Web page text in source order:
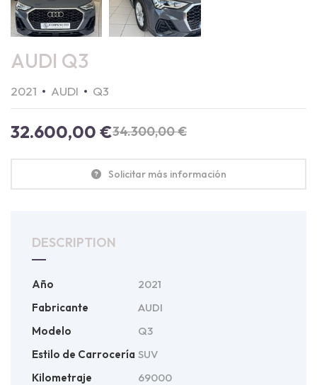
AUDI Q3
2021 AUDI Q3
34.300,00€
32.600,00 €
Solicitar más información
DESCRIPTION
Año
2021
Fabricante
AUDI
Modelo
Q3
Estilo de Carrocería SUV
Kilometraje
69000